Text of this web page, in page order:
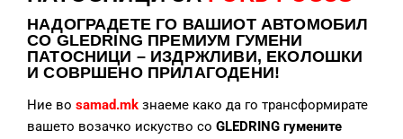
НАДОГРАДЕТЕГО ВАШИОТ АВТОМОБИЛ
СО GLEDRING ПРЕМИУМ ГУМЕНИ
ПАТОСНИЦИ – ИЗДРЖЛИВИ, ЕКОЛОШКИ
И СОВРШЕНО ПРИЛАГОДЕНИ!
Ние во samad.mk знаеме како да го трансформирате
вашето возачко искуство со GLEDRING гумените